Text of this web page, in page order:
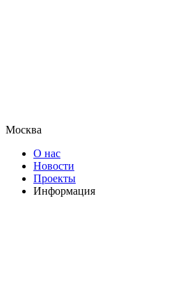
Москва
О нас
Новости
Проекты
Информация